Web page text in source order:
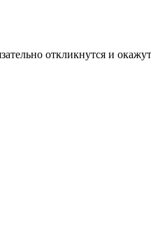
откликнутся и